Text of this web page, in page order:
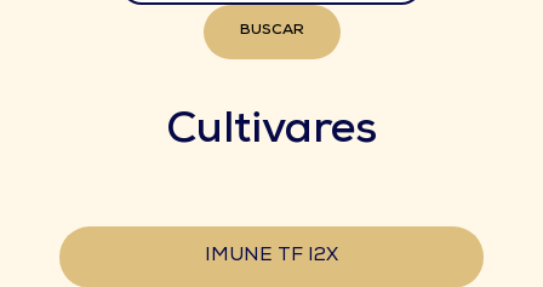
BUSCAR
Cultivares
IMUNE TF I2X